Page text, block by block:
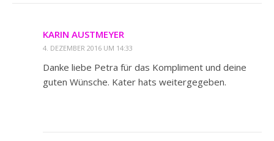
KARIN AUSTMEYER
4. DEZEMBER 2016 UM 14:33
Danke liebe Petra für das Kompliment und deine
guten Wünsche. Kater hats weitergegeben.